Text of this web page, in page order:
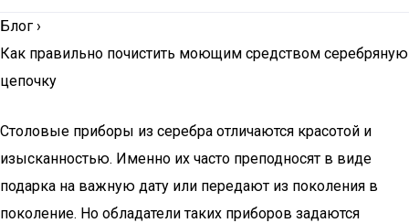
Блог ›
Как правильно почистить моющим средством серебряную
цепочку
Столовые приборы из серебра отличаются красотой и
изысканностью. Именно их часто преподносят в виде
подарка на важную дату или передают из поколения в
поколение. Но обладатели таких приборов задаются